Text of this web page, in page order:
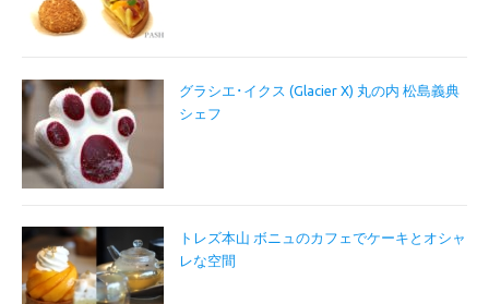
グラシエ･イクス (Glacier X) 丸の内 松島義典
シェフ
トレズ本山 ボニュのカフェでケーキとオシャ
レな空間